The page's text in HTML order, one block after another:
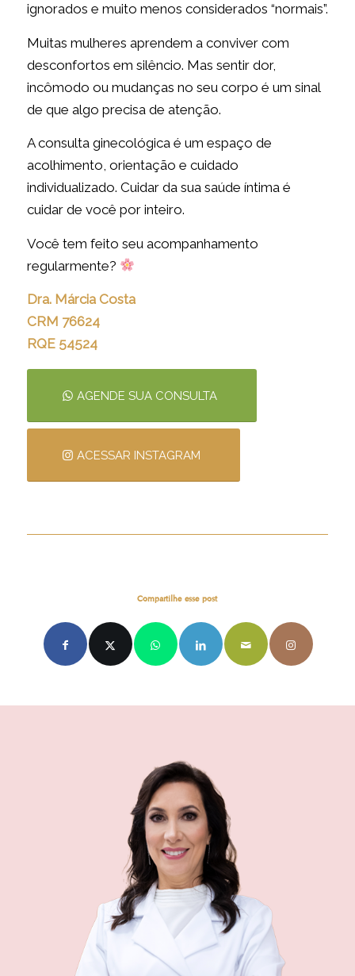
ignorados e muito menos considerados “normais”.
Muitas mulheres aprendem a conviver com
desconfortos em silêncio. Mas sentir dor,
incômodo ou mudanças no seu corpo é um sinal
de que algo precisa de atenção.
A consulta ginecológica é um espaço de
acolhimento, orientação e cuidado
individualizado. Cuidar da sua saúde íntima é
cuidar de você por inteiro.
Você tem feito seu acompanhamento
regularmente?
Dra. Márcia Costa
CRM 76624
RQE 54524
AGENDE SUA CONSULTA
ACESSAR INSTAGRAM
Compartilhe esse post